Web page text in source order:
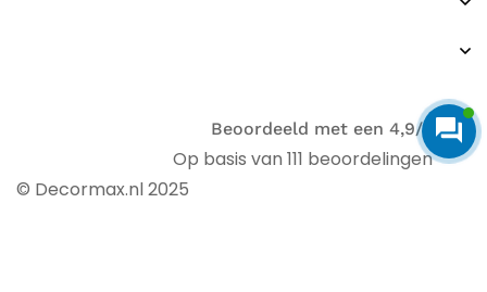
© Decormax.nl 2025
Beoordeeld met een 4,9/5
Op basis van 111 beoordelingen